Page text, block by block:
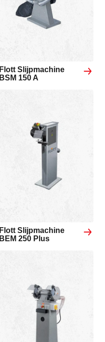
Flott Slijpmachine
BSM 150 A
Flott Slijpmachine
BEM 250 Plus